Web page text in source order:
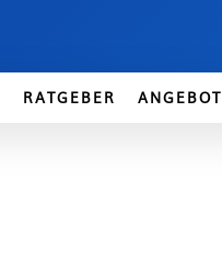
RATGEBER